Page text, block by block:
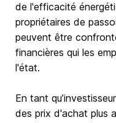
de l'efficacité
propriétaires de
peuvent être
financières qui les
l'état.
En tant
des prix d'achat plus